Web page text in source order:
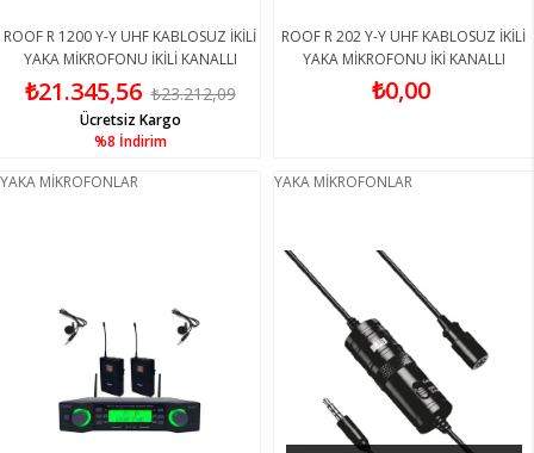
ROOF R 1200 Y-Y UHF KABLOSUZ İKİLİ
YAKA MİKROFONU İKİLİ KANALLI
₺21.345,56 ₺23.212,09
%8 İndirim
Ücretsiz Kargo
ROOF R 202 Y-Y UHF KABLOSUZ İKİLİ
YAKA MİKROFONU İKİ KANALLI
₺0,00
YAKA MİKROFONLAR YAKA MİKROFONLAR